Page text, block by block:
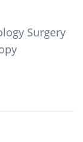
Surgery